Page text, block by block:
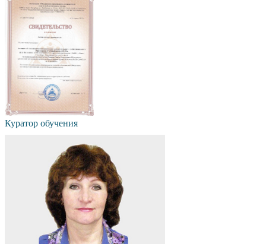
Куратор обучения